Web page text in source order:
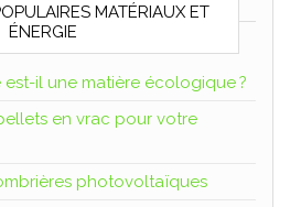
MATÉRIAUX ET
ÉNERGIE
est-il une matière écologique ?
en vrac pour votre
photovoltaïques